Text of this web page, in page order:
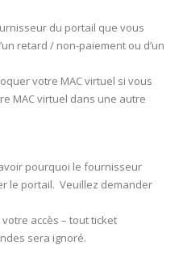
du portail que vous
retard / non-paiement ou d’un
votre MAC virtuel si vous
MAC virtuel dans une autre
pourquoi le fournisseur
le portail. Veuillez demander
accès – tout ticket
sera ignoré.